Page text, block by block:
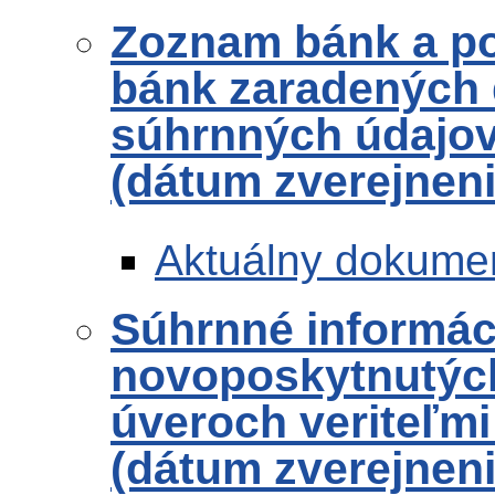
Zoznam bánk a
bánk
súhrnných
(dátum
Aktuálny
Súhrnné
úveroch
(dátum